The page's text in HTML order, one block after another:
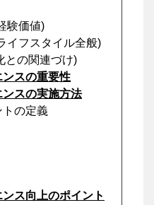
験価値)
イフスタイル全般)
との関連づけ)
スの重要性
スの実施方法
トの定義
ス向上のポイント